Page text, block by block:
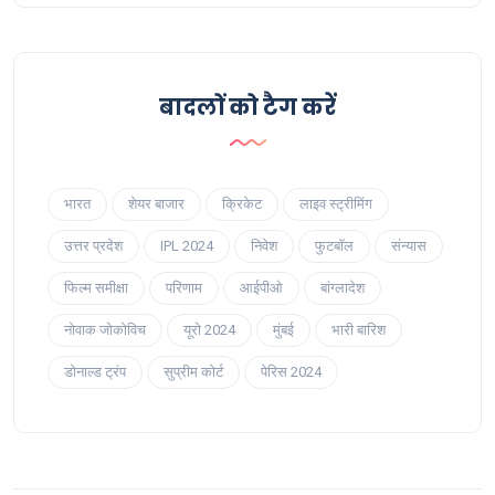
बादलों को टैग करें
भारत शेयर बाजार क्रिकेट लाइव स्ट्रीमिंग
उत्तर प्रदेश IPL 2024 निवेश फुटबॉल संन्यास
फिल्म समीक्षा परिणाम आईपीओ बांग्लादेश
नोवाक जोकोविच यूरो 2024 मुंबई भारी बारिश
डोनाल्ड ट्रंप सुप्रीम कोर्ट पेरिस 2024